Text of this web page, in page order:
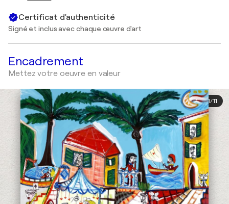
Certificat d'authenticité
Signé et inclus avec chaque œuvre d'art
Encadrement
Mettez votre oeuvre en valeur
1/11